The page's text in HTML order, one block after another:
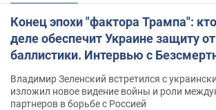
Конец эпохи "фактора Трампа":
деле обеспечит Украине защиту
баллистики. Интервью с
Владимир Зеленский встретился с
изложил новое видение войны и роли
партнеров в борьбе с Россией